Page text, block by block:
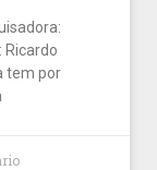
Ricardo
tem por